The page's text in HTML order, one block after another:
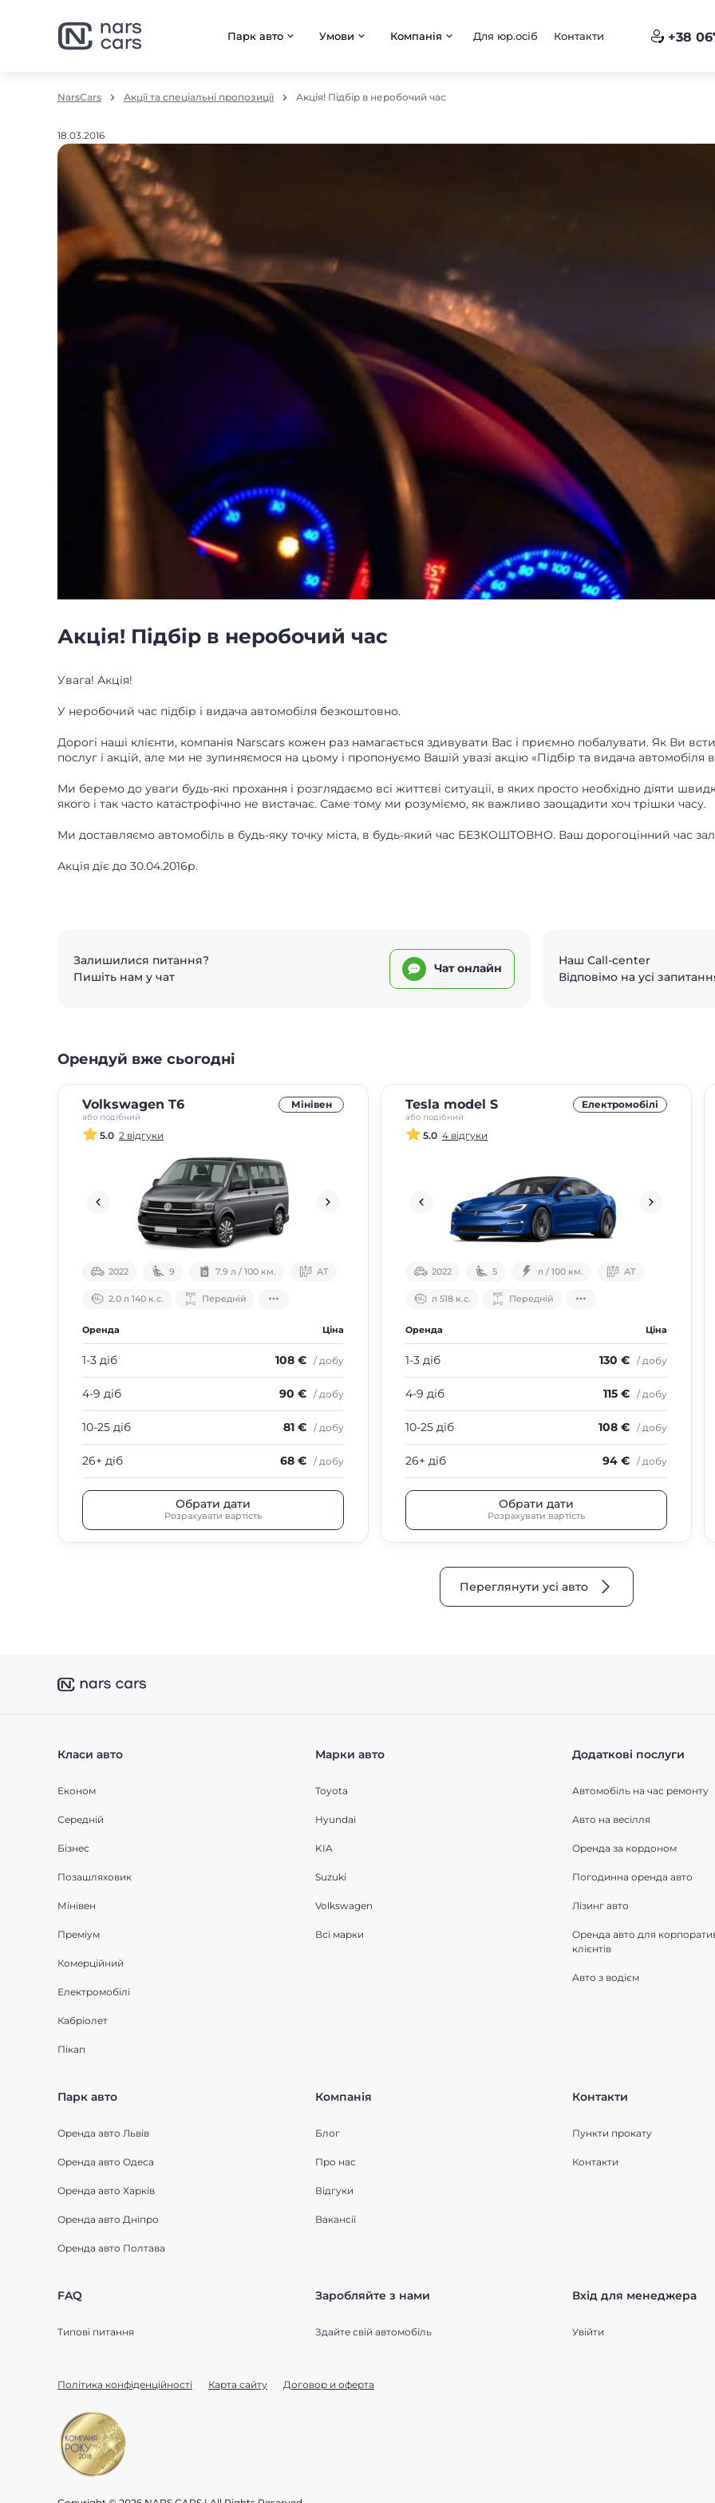
Парк авто Умови Компанія Для юр.осіб Контакти +38
NarsCars Акції та спеціальні пропозиції Акція! Підбір в неробочий час
18.03.2016
Акція! Підбір в неробочий час
Увага! Акція!
У неробочий час підбір і видача автомобіля безкоштовно.
Дорогі наші клієнти, компанія Narscars кожен раз намагається здивувати Вас і приємно побалувати. Як Ви
послуг і акцій, але ми не зупиняємося на цьому і пропонуємо Вашій увазі акцію «Підбір та видача
Ми беремо до уваги будь-які прохання і розглядаємо всі життєві ситуації, в яких просто необхідно діяти
якого і так часто катастрофічно не вистачає. Саме тому ми розуміємо, як важливо заощадити хоч трішки часу.
Ми доставляємо автомобіль в будь-яку точку міста, в будь-який час БЕЗКОШТОВНО. Ваш дорогоцінний час
Акція діє до 30.04.2016р.
Залишилися питання?
Пишіть нам у чат
Чат онлайн
Наш Call-center
Відповімо на усі
Орендуй вже сьогодні
Volkswagen T6
або подібний
Мінівен
5.0 2 відгуки
2022 9 7.9 л / 100 км. АТ
2.0 л 140 к.с. Передній
Оренда Ціна
1-3 діб 108 € / добу
4-9 діб 90 € / добу
10-25 діб 81 € / добу
26+ діб 68 € / добу
Обрати дати
Розрахувати вартість
Tesla model S
або подібний
Електромобілі
5.0 4 відгуки
2022 5 л / 100 км. АТ
л 518 к.с. Передній
Оренда Ціна
1-3 діб 130 € / добу
4-9 діб 115 € / добу
10-25 діб 108 € / добу
26+ діб 94 € / добу
Обрати дати
Розрахувати вартість
Переглянути усі авто
Класи авто
Економ
Середнiй
Бізнес
Позашляховик
Мінівен
Преміум
Комерційний
Електромобілі
Кабріолет
Пікап
Марки авто
Toyota
Hyundai
KIA
Suzuki
Volkswagen
Всі марки
Додаткові послуги
Автомобіль на час ремонту
Авто на весілля
Оренда за кордоном
Погодинна оренда авто
Лізинг авто
Оренда авто для
клієнтів
Авто з водієм
Парк авто
Оренда авто Львів
Оренда авто Одеса
Оренда авто Харків
Оренда авто Дніпро
Оренда авто Полтава
Компанія
Блог
Про нас
Відгуки
Вакансії
Контакти
Пункти прокату
Контакти
FAQ
Типові питання
Заробляйте з нами
Здайте свій автомобіль
Вхід для менеджера
Увійти
Політика конфіденційності Карта сайту Договор и оферта